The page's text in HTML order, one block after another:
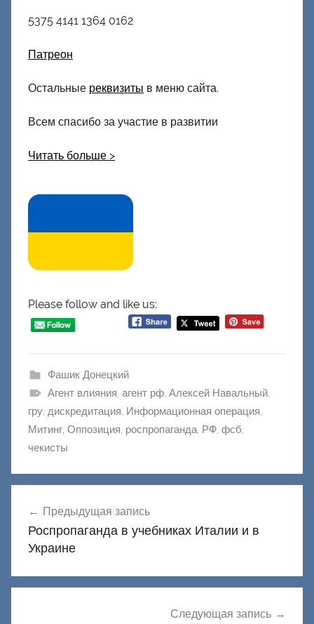
5375 4141 1364 0162
Патреон
Остальные реквизиты в меню сайта.
Всем спасибо за участие в развитии
Читать больше >
Please follow and like us:
Фашик Донецкий
Агент влияния, агент рф, Алексей Навальный,
гру, дискредитация, Информационная операция,
Митинг, Оппозиция, роспропаганда, РФ, фсб,
чекисты
по
записям
Предыдущая запись
Роспропаганда в учебниках Италии и в
Украине
Следующая запись